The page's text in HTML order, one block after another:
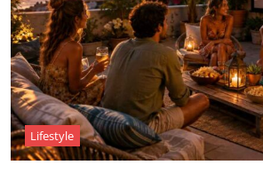
Lifestyle